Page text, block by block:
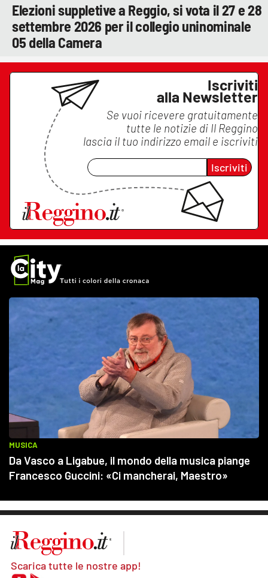
Elezioni suppletive a Reggio, si vota il 27 e 28
settembre 2026 per il collegio uninominale
05 della Camera
Iscriviti
alla Newsletter
Se vuoi ricevere gratuitamente
tutte le notizie di Il Reggino
lascia il tuo indirizzo email e iscriviti
Iscriviti
Scarica tutte le nostre app!